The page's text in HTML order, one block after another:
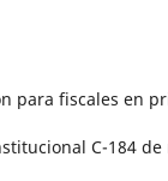
para fiscales en
C-184 de